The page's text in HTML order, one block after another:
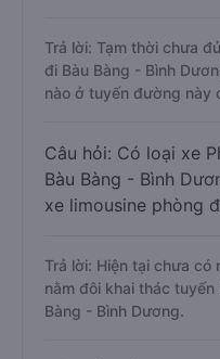
Trả lời: Tạm thời chưa
đi Bàu Bàng - Bình
nào ở tuyến đường này
Câu hỏi: Có loại xe
Bàu Bàng - Bình
xe limousine phòng
Trả lời: Hiện tại chưa có
nằm đôi khai thác tuyến
Bàng - Bình Dương.